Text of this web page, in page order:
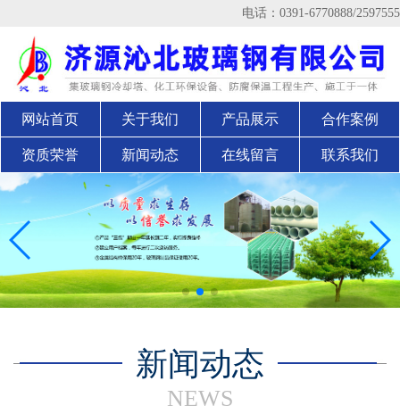
电话：0391-6770888/2597555
网站首页 关于我们 产品展示 合作案例
资质荣誉 新闻动态 在线留言 联系我们
新闻动态
NEWS